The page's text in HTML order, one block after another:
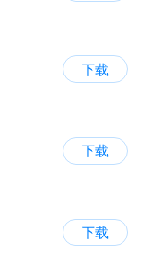
下载
下载
下载